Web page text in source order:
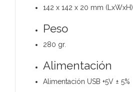
142 x 142 x 20 mm (LxWxH)
Peso
280 gr.
Alimentación
Alimentación USB +5V ± 5%